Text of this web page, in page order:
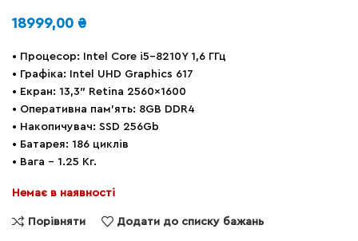
18999,00 ₴
• Процесор: Intel Core i5-8210Y 1,6 ГГц
• Графіка: Intel UHD Graphics 617
• Екран: 13,3″ Retina 2560×1600
• Оперативна пам’ять: 8GB DDR4
• Накопичувач: SSD 256Gb
• Батарея: 186 циклів
• Вага – 1.25 Кг.
Немає в наявності
Порівняти Додати до списку бажань